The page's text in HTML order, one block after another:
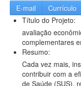
E-mail
Currículo
Título do Projeto:
avaliação
complementares
Resumo:
Cada vez mais,
contribuir com a
de Saúde (SUS),